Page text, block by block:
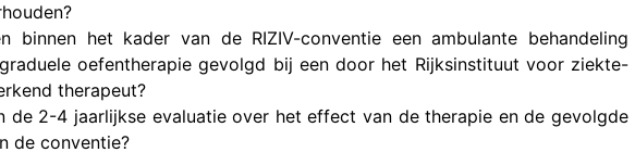
binnen het kader van de RIZIV-conventie een ambulante behandeling
oefentherapie gevolgd bij een door het Rijksinstituut voor ziekte-
therapeut?
de 2-4 jaarlijkse evaluatie over het effect van de therapie en de gevolgde
de conventie?